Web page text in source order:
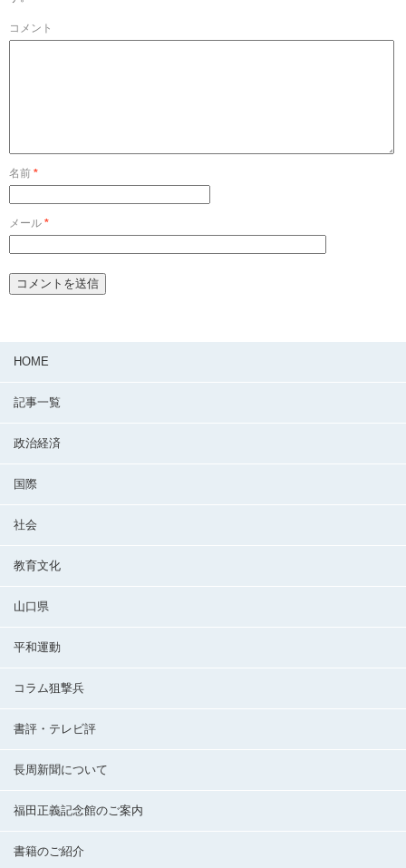
コメント
名前 *
メール *
HOME
記事一覧
政治経済
国際
社会
教育文化
山口県
平和運動
コラム狙撃兵
書評・テレビ評
長周新聞について
福田正義記念館のご案内
書籍のご紹介